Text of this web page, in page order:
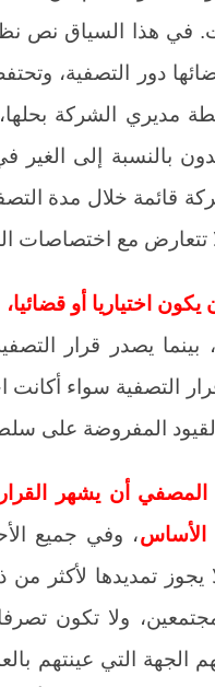
في هذا السياق نص
دور التصفية،
مديري الشركة
بالنسبة إلى
قائمة خلال مدة
تتعارض مع اختصاصات
اختياريا أو قضائيا،
بينما يصدر قرار
التصفية سواء أكانت
المفروضة على
أن يشهر
الأساس، وفي جميع
تمديدها لأكثر من
ولا تكون
الجهة التي عينتهم